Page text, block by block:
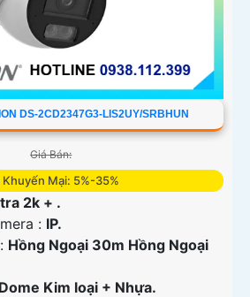
DS-2CD2347G3-LIS2UY/SRBHUN
Giá Bán:
Khuyến Mại: 5%-35%
2k + .
: IP.
Hồng Ngoại 30m Hồng Ngoại
Dome Kim loại + Nhựa.